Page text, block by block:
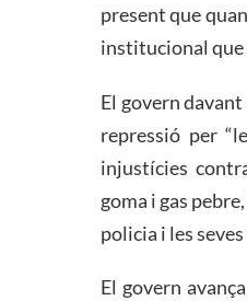
present que
institucional que
El govern
repressió per
injustícies
goma i gas
policia i les
El govern